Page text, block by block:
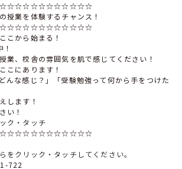
授業を体験するチャンス！
こから始まる！
業、校舎の雰囲気を肌で感じてください！
こにあります！
んな感じ？」「受験勉強って何から手をつけた
します！
い！
ク・タッチ
をクリック・タッチしてください。
722